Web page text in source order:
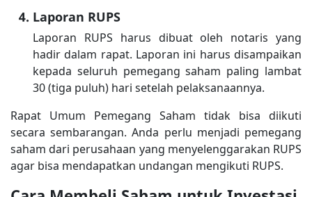
Laporan RUPS
Laporan RUPS harus dibuat oleh notaris yang
hadir dalam rapat. Laporan ini harus disampaikan
kepada seluruh pemegang saham paling lambat
30 (tiga puluh) hari setelah pelaksanaannya.
Rapat Umum Pemegang Saham tidak bisa diikuti
secara sembarangan. Anda perlu menjadi pemegang
saham dari perusahaan yang menyelenggarakan RUPS
agar bisa mendapatkan undangan mengikuti RUPS.